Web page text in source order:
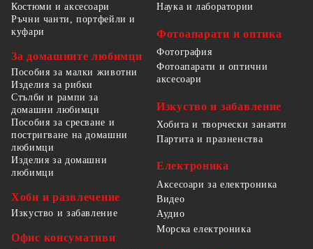
Костюми и аксесоари
Ръчни чанти, портфейли и
куфари
За домашните любимци
Пособия за малки животни
Изделия за рибки
Стълби и рампи за
домашни любимци
Пособия за сресване и
постригване на домашни
любимци
Изделия за домашни
любимци
Хоби и развлечение
Изкуство и забавление
Офис консумативи
Наука и лаборатории
Фотоапарати и оптика
Фотография
Фотоапарати и оптични
аксесоари
Изкуство и забавление
Хобита и творчески занаяти
Партита и празненства
Електроника
Аксесоари за електроника
Видео
Аудио
Морска електроника